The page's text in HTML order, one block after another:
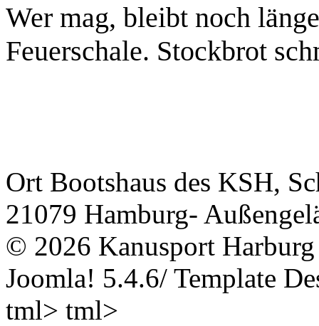
Wer mag, bleibt noch
Feuerschale. Stockbrot
Ort Bootshaus des KSH,
21079 Hamburg-
© 2026 Kanusport
Joomla! 5.4.6/ Template
tml> tml>